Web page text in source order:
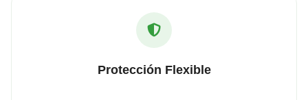
Protección Flexible